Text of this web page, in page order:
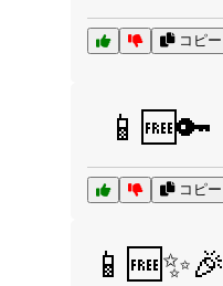
コピー
📱🆓🔑
コピー
📱🆓✨🎉